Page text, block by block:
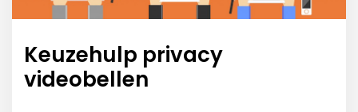
Keuzehulp privacy
videobellen